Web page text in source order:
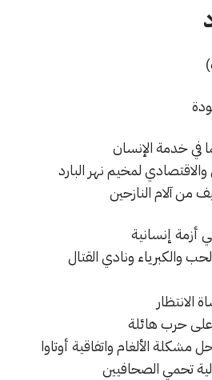
في خدمة الإنسان
لمخيم نهر البارد
من آلام النازحين
إنسانية
والكبرياء ونادي القتال
الانتظار
حرب هائلة
مشكلة الألغام واتفاقية أوتاوا
تحمي الصحافيين